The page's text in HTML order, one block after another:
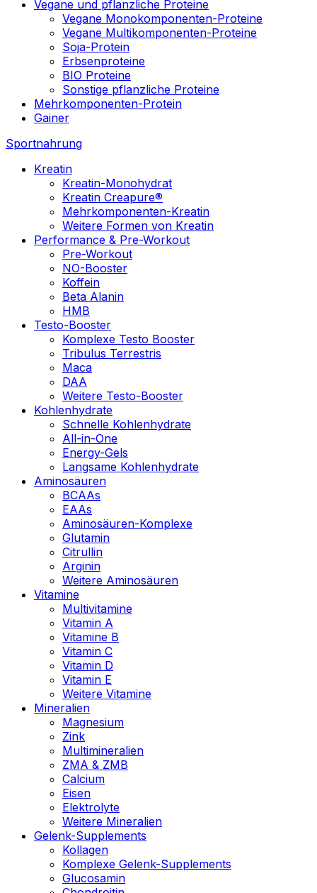
Vegane und pflanzliche Proteine
Vegane Monokomponenten-Proteine
Vegane Multikomponenten-Proteine
Soja-Protein
Erbsenproteine
BIO Proteine
Sonstige pflanzliche Proteine
Mehrkomponenten-Protein
Gainer
Sportnahrung
Kreatin
Kreatin-Monohydrat
Kreatin Creapure®
Mehrkomponenten-Kreatin
Weitere Formen von Kreatin
Performance & Pre-Workout
Pre-Workout
NO-Booster
Koffein
Beta Alanin
HMB
Testo-Booster
Komplexe Testo Booster
Tribulus Terrestris
Maca
DAA
Weitere Testo-Booster
Kohlenhydrate
Schnelle Kohlenhydrate
All-in-One
Energy-Gels
Langsame Kohlenhydrate
Aminosäuren
BCAAs
EAAs
Aminosäuren-Komplexe
Glutamin
Citrullin
Arginin
Weitere Aminosäuren
Vitamine
Multivitamine
Vitamin A
Vitamine B
Vitamin C
Vitamin D
Vitamin E
Weitere Vitamine
Mineralien
Magnesium
Zink
Multimineralien
ZMA & ZMB
Calcium
Eisen
Elektrolyte
Weitere Mineralien
Gelenk-Supplements
Kollagen
Komplexe Gelenk-Supplements
Glucosamin